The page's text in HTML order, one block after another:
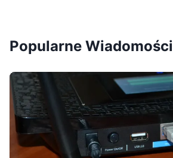
Popularne Wiadomości